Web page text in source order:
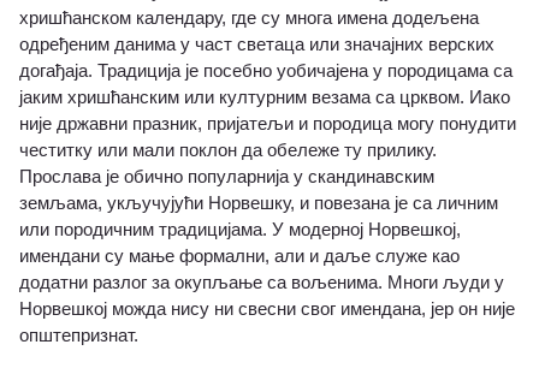
хришћанском календару, где су многа имена додељена
одређеним данима у част светаца или значајних верских
догађаја. Традиција је посебно уобичајена у породицама са
јаким хришћанским или културним везама са црквом. Иако
није државни празник, пријатељи и породица могу понудити
честитку или мали поклон да обележе ту прилику.
Прослава је обично популарнија у скандинавским
земљама, укључујући Норвешку, и повезана је са личним
или породичним традицијама. У модерној Норвешкој,
имендани су мање формални, али и даље служе као
додатни разлог за окупљање са вољенима. Многи људи у
Норвешкој можда нису ни свесни свог имендана, јер он није
општепризнат.